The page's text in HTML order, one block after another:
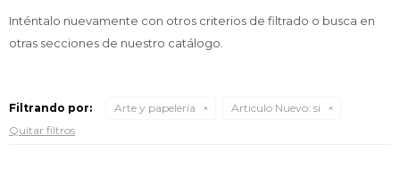
Inténtalo nuevamente con otros criterios de filtrado o busca en
otras secciones de nuestro catálogo.
Filtrando por: Arte y papelería Articulo Nuevo: si
Quitar filtros